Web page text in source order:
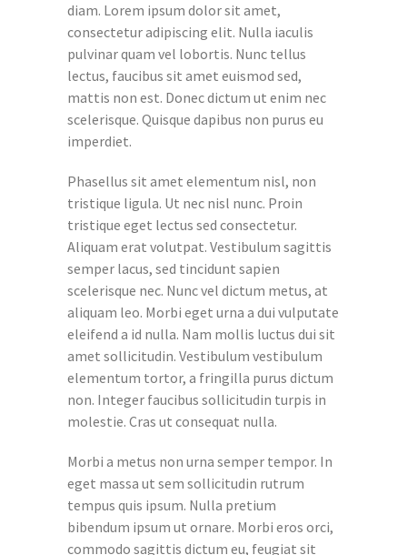
diam. Lorem ipsum dolor sit amet,
consectetur adipiscing elit. Nulla iaculis
pulvinar quam vel lobortis. Nunc tellus
lectus, faucibus sit amet euismod sed,
mattis non est. Donec dictum ut enim nec
scelerisque. Quisque dapibus non purus eu
imperdiet.
Phasellus sit amet elementum nisl, non
tristique ligula. Ut nec nisl nunc. Proin
tristique eget lectus sed consectetur.
Aliquam erat volutpat. Vestibulum sagittis
semper lacus, sed tincidunt sapien
scelerisque nec. Nunc vel dictum metus, at
aliquam leo. Morbi eget urna a dui vulputate
eleifend a id nulla. Nam mollis luctus dui sit
amet sollicitudin. Vestibulum vestibulum
elementum tortor, a fringilla purus dictum
non. Integer faucibus sollicitudin turpis in
molestie. Cras ut consequat nulla.
Morbi a metus non urna semper tempor. In
eget massa ut sem sollicitudin rutrum
tempus quis ipsum. Nulla pretium
bibendum ipsum ut ornare. Morbi eros orci,
commodo sagittis dictum eu, feugiat sit